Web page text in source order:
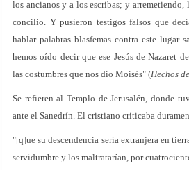
los ancianos y a los escribas; y arremetiendo,
concilio. Y pusieron testigos falsos que
hablar palabras blasfemas contra este lugar
hemos oído decir que ese Jesús de Nazaret
las costumbres que nos dio Moisés" (Hechos
Se refieren al Templo de Jerusalén, donde
ante el Sanedrín. El cristiano criticaba
"[q]ue su descendencia sería extranjera en
servidumbre y los maltratarían, por